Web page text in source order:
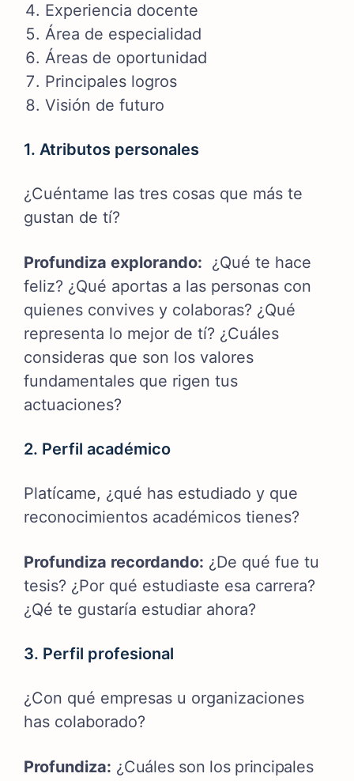
Experiencia docente
Área de especialidad
Áreas de oportunidad
Principales logros
Visión de futuro
1. Atributos personales
¿Cuéntame las tres cosas que más te
gustan de tí?
Profundiza explorando: ¿Qué te hace
feliz? ¿Qué aportas a las personas con
quienes convives y colaboras? ¿Qué
representa lo mejor de tí? ¿Cuáles
consideras que son los valores
fundamentales que rigen tus
actuaciones?
2. Perfil académico
Platícame, ¿qué has estudiado y que
reconocimientos académicos tienes?
Profundiza recordando: ¿De qué fue tu
tesis? ¿Por qué estudiaste esa carrera?
¿Qé te gustaría estudiar ahora?
3. Perfil profesional
¿Con qué empresas u organizaciones
has colaborado?
Profundiza: ¿Cuáles son los principales